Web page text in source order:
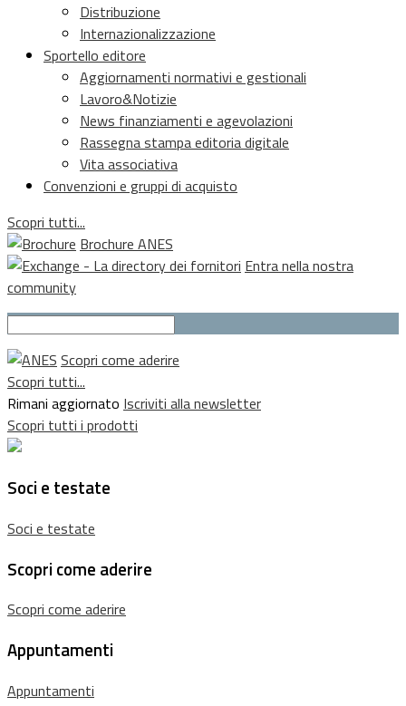
Distribuzione
Internazionalizzazione
Sportello editore
Aggiornamenti normativi e gestionali
Lavoro&Notizie
News finanziamenti e agevolazioni
Rassegna stampa editoria digitale
Vita associativa
Convenzioni e gruppi di acquisto
Scopri tutti...
Brochure ANES
Entra nella nostra
community
Scopri come aderire
Scopri tutti...
Rimani aggiornato Iscriviti alla newsletter
Scopri tutti i prodotti
Soci e testate
Soci e testate
Scopri come aderire
Scopri come aderire
Appuntamenti
Appuntamenti